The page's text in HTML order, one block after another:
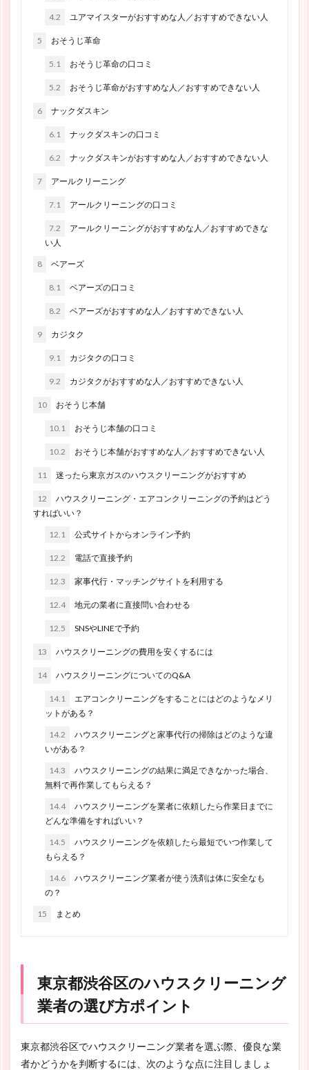
4.2 ユアマイスターがおすすめな人／おすすめできない人
5 おそうじ革命
5.1 おそうじ革命の口コミ
5.2 おそうじ革命がおすすめな人／おすすめできない人
6 ナックダスキン
6.1 ナックダスキンの口コミ
6.2 ナックダスキンがおすすめな人／おすすめできない人
7 アールクリーニング
7.1 アールクリーニングの口コミ
7.2
アールクリーニングがおすすめな人／おすすめできな
い人
8 ベアーズ
8.1 ベアーズの口コミ
8.2 ベアーズがおすすめな人／おすすめできない人
9 カジタク
9.1 カジタクの口コミ
9.2 カジタクがおすすめな人／おすすめできない人
10 おそうじ本舗
10.1 おそうじ本舗の口コミ
10.2 おそうじ本舗がおすすめな人／おすすめできない人
11 迷ったら東京ガスのハウスクリーニングがおすすめ
12
ハウスクリーニング・エアコンクリーニングの予約はどう
すればいい？
12.1 公式サイトからオンライン予約
12.2 電話で直接予約
12.3 家事代行・マッチングサイトを利用する
12.4 地元の業者に直接問い合わせる
12.5 SNSやLINEで予約
13 ハウスクリーニングの費用を安くするには
14 ハウスクリーニングについてのQ&A
14.1
エアコンクリーニングをすることにはどのようなメリ
ットがある？
14.2
ハウスクリーニングと家事代行の掃除はどのような違
いがある？
14.3
ハウスクリーニングの結果に満足できなかった場合、
無料で再作業してもらえる？
14.4
ハウスクリーニングを業者に依頼したら作業日までに
どんな準備をすればいい？
14.5
ハウスクリーニングを依頼したら最短でいつ作業して
もらえる？
14.6
ハウスクリーニング業者が使う洗剤は体に安全なも
の？
15 まとめ
東京都渋谷区のハウスクリーニング
業者の選び方ポイント
東京都渋谷区でハウスクリーニング業者を選ぶ際、優良な業
者かどうかを判断するには、次のような点に注目しましょ